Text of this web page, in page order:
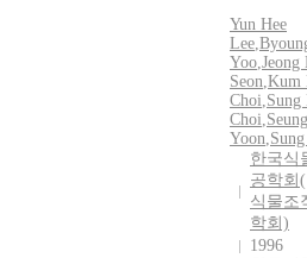
Yun Hee
Lee,
Yoo,Jeong
Seon,Kum
Choi,Sung
Choi,
Yoon,
한국식
공학회
식물조
학회)
1996